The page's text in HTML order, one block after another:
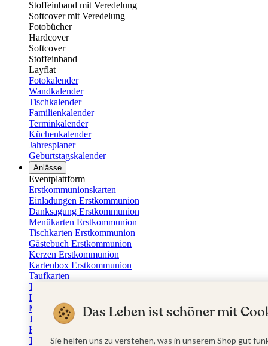
Stoffeinband mit Veredelung
Softcover mit Veredelung
Fotobücher
Hardcover
Softcover
Stoffeinband
Layflat
Fotokalender
Wandkalender
Tischkalender
Familienkalender
Terminkalender
Küchenkalender
Jahresplaner
Geburtstagskalender
Anlässe
Eventplattform
Erstkommunionskarten
Einladungen Erstkommunion
Danksagung Erstkommunion
Menükarten Erstkommunion
Tischkarten Erstkommunion
Gästebuch Erstkommunion
Kerzen Erstkommunion
Kartenbox Erstkommunion
Taufkarten
Taufeinladungen
Dankeskarten Taufe
Menükarten Taufe
Tischkarten Taufe
Kirchenheft Taufe
Taufkerzen
Das Leben ist schöner mit
Sie helfen uns zu verstehen, was in unserem Shop gut